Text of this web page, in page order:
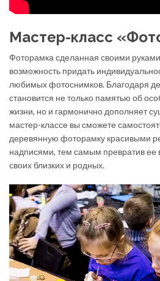
Мастер-класс
Фоторамка сделанная своими
возможность придать
любимых фотоснимков. Благодаря
становится не только памятью об
жизни, но и гармонично дополняет
мастер-классе вы сможете
деревянную фоторамку красивыми
надписями, тем самым превратив ее
своих близких и родных.